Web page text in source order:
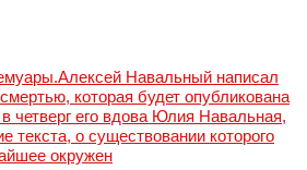
Навальный написал
которая будет опубликована
четверг его вдова Юлия Навальная,
текста, о существовании которого
окружен